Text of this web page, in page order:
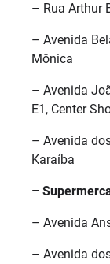
– Rua Arthur
– Avenida
Mônica
– Avenida
E1, Center
– Avenida
Karaíba
–
– Avenida
– Avenida